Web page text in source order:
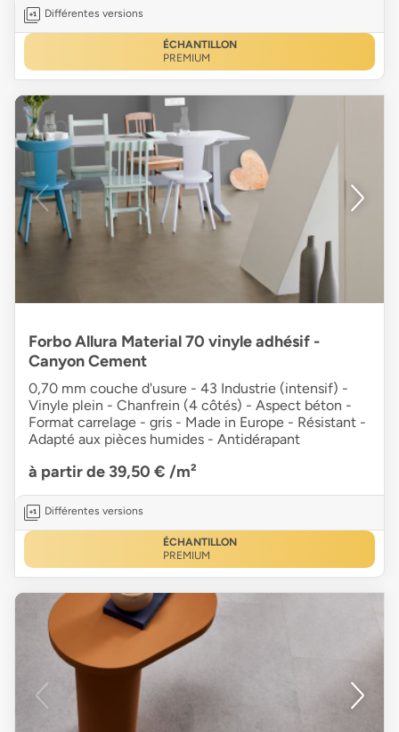
Différentes versions
ÉCHANTILLON
PREMIUM
Forbo Allura Material 70 vinyle adhésif -
Canyon Cement
0,70 mm couche d'usure - 43 Industrie (intensif) -
Vinyle plein - Chanfrein (4 côtés) - Aspect béton -
Format carrelage - gris - Made in Europe - Résistant -
Adapté aux pièces humides - Antidérapant
à partir de 39,50 € /m²
Différentes versions
ÉCHANTILLON
PREMIUM